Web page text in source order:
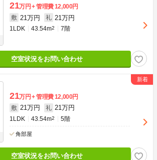
21万円 管理費12,000円
敷 21万円 礼 21万円
1LDK 43.54m2 7階
空室状況をお問い合わせ
21万円 管理費12,000円
敷 21万円 礼 21万円
1LDK 43.54m2 5階
角部屋
空室状況をお問い合わせ